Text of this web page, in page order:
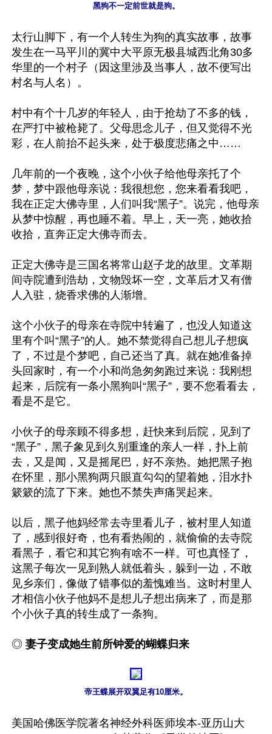
黑狗不一定前世就是狗。
太行山脚下，有一个人转生为狗的真实故事，故事
发生在一马平川的冀中大平原无极县城西北角30多
华里的一个村子（因这里涉及当事人，故不便写出
村名与人名）。
村中有个十几岁的年轻人，由于抢劫了不多的钱，
在严打中被枪毙了。父母思念儿子，但又觉得不光
彩，在人前抬不起头来，处于极度悲痛之中……
几年前的一个夜晚，这个小伙子给他母亲托了个
梦，梦中跟他母亲说：我很想您，您来看看我吧，
我在正定大佛寺里，人们叫我“黑子”。说完，他母亲
从梦中惊醒，再也睡不着。早上，天一亮，她收拾
收拾，直奔正定大佛寺而去。
正定大佛寺是三国名将常山赵子龙的故里。文革期
间寺院遭到浩劫，文物毁坏一空，文革后才又有僧
人入驻，烧香求佛的人渐增。
这个小伙子的母亲在寺院中转遍了，也没人知道这
里有个叫“黑子”的人。她不禁觉得自己想儿子想疯
了，不过是个梦吧，自己还当了真。就在她准备掉
头回家时，有一个小和尚急匆匆跑过来说：我刚想
起来，后院有一条小黑狗叫“黑子”，要不您看看去，
看是不是它。
小伙子的母亲顾不得多想，赶快来到后院，见到了
“黑子”，黑子象见到久别重逢的亲人一样，扑上前
去，又是闻，又是摇尾巴，好不亲热。她把黑子抱
在怀里，那小黑狗两只眼直勾勾的望着她，泪水扑
簌簌的流了下来。她也不禁失声痛哭起来。
以后，黑子他妈经常去寺里看儿子，被村里人知道
了，感到很好奇，也有看热闹的，就偷偷的去寺院
看黑子，看它和其它狗有啥不一样。可也真怪了，
这黑子每次一见到熟人就低着头，躲到一边，不敢
见乡亲们，像做了错事似的羞愧难当。这时村里人
才相信小伙子他妈不是想儿子想出病来了，而是那
个小伙子真的转生成了一条狗。
◎ 妻子变成她生前所钟爱的蝴蝶归来
帝王蝶展开双翼足有10厘米。
美国哈佛医学院著名神经外科医师埃本-亚历山大